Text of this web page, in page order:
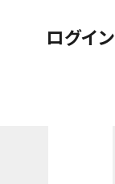
ログイン